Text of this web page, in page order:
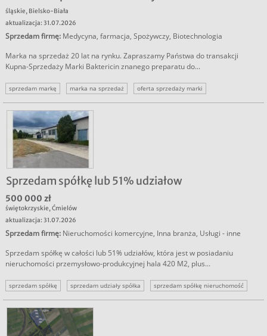
śląskie, Bielsko-Biała
aktualizacja: 31.07.2026
Sprzedam firmę: Medycyna, farmacja, Spożywczy, Biotechnologia
Marka na sprzedaż 20 lat na rynku. Zapraszamy Państwa do transakcji
Kupna-Sprzedaży Marki Baktericin znanego preparatu do...
sprzedam markę marka na sprzedaż oferta sprzedaży marki
Sprzedam spółkę lub 51% udziałow
500 000 zł
świętokrzyskie,Ćmielów
aktualizacja: 31.07.2026
Sprzedam firmę: Nieruchomości komercyjne, Inna branża, Usługi - inne
Sprzedam spółkę w całości lub 51% udziałów, która jest w posiadaniu
nieruchomości przemysłowo-produkcyjnej hala 420 M2, plus...
sprzedam spółkę sprzedam udziały spółka
sprzedam spółkę nieruchomość
nieruchomość komercyjna
udziały w spółce